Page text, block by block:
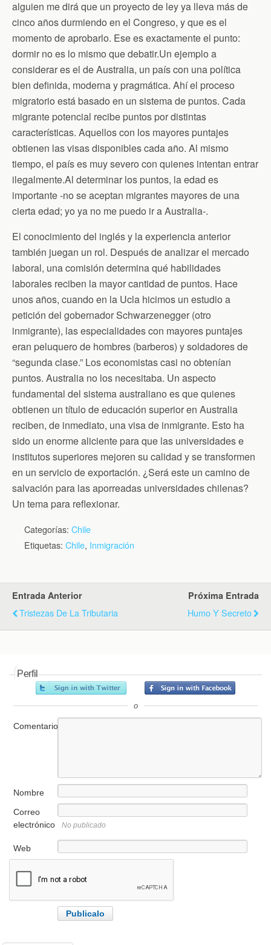
alguien me dirá que un proyecto de ley ya lleva más de
cinco años durmiendo en el Congreso, y que es el
momento de aprobarlo. Ese es exactamente el punto:
dormir no es lo mismo que debatir.Un ejemplo a
considerar es el de Australia, un país con una política
bien definida, moderna y pragmática. Ahí el proceso
migratorio está basado en un sistema de puntos. Cada
migrante potencial recibe puntos por distintas
características. Aquellos con los mayores puntajes
obtienen las visas disponibles cada año. Al mismo
tiempo, el país es muy severo con quienes intentan entrar
ilegalmente.Al determinar los puntos, la edad es
importante -no se aceptan migrantes mayores de una
cierta edad; yo ya no me puedo ir a Australia-.
El conocimiento del inglés y la experiencia anterior
también juegan un rol. Después de analizar el mercado
laboral, una comisión determina qué habilidades
laborales reciben la mayor cantidad de puntos. Hace
unos años, cuando en la Ucla hicimos un estudio a
petición del gobernador Schwarzenegger (otro
inmigrante), las especialidades con mayores puntajes
eran peluquero de hombres (barberos) y soldadores de
“segunda clase.” Los economistas casi no obtenían
puntos. Australia no los necesitaba. Un aspecto
fundamental del sistema australiano es que quienes
obtienen un título de educación superior en Australia
reciben, de inmediato, una visa de inmigrante. Esto ha
sido un enorme aliciente para que las universidades e
institutos superiores mejoren su calidad y se transformen
en un servicio de exportación. ¿Será este un camino de
salvación para las aporreadas universidades chilenas?
Un tema para reflexionar.
Categorías: Chile
Etiquetas: Chile, Inmigración
Entrada Anterior
Tristezas De La Tributaria
Próxima Entrada
Humo Y Secreto
Perfil
o
Comentario
Nombre
Correo
electrónico
No publicado
Web